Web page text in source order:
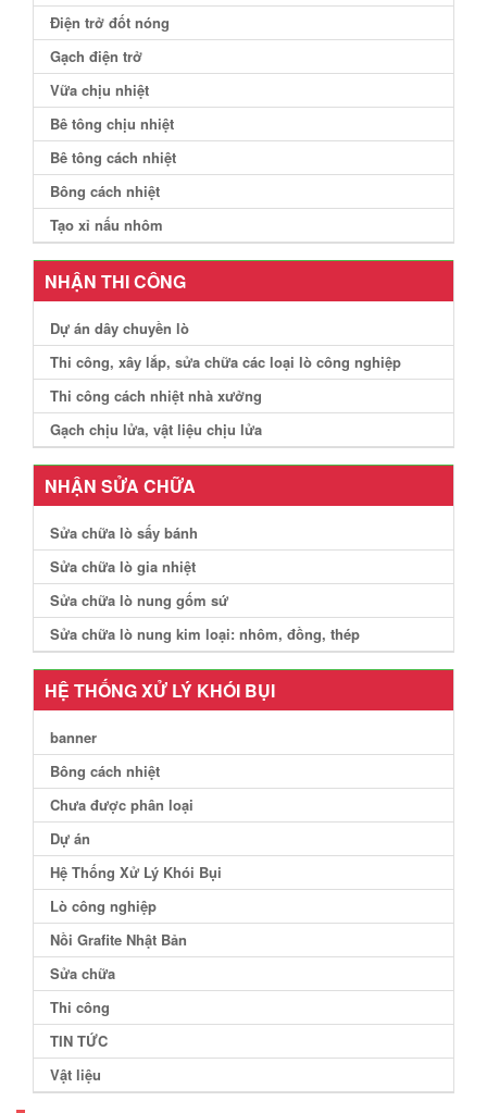
Điện trở đốt nóng
Gạch điện trở
Vữa chịu nhiệt
Bê tông chịu nhiệt
Bê tông cách nhiệt
Bông cách nhiệt
Tạo xỉ nấu nhôm
NHẬN THI CÔNG
Dự án dây chuyền lò
Thi công, xây lắp, sửa chữa các loại lò công nghiệp
Thi công cách nhiệt nhà xưởng
Gạch chịu lửa, vật liệu chịu lửa
NHẬN SỬA CHỮA
Sửa chữa lò sấy bánh
Sửa chữa lò gia nhiệt
Sửa chữa lò nung gốm sứ
Sửa chữa lò nung kim loại: nhôm, đồng, thép
HỆ THỐNG XỬ LÝ KHÓI BỤI
banner
Bông cách nhiệt
Chưa được phân loại
Dự án
Hệ Thống Xử Lý Khói Bụi
Lò công nghiệp
Nồi Grafite Nhật Bản
Sửa chữa
Thi công
TIN TỨC
Vật liệu